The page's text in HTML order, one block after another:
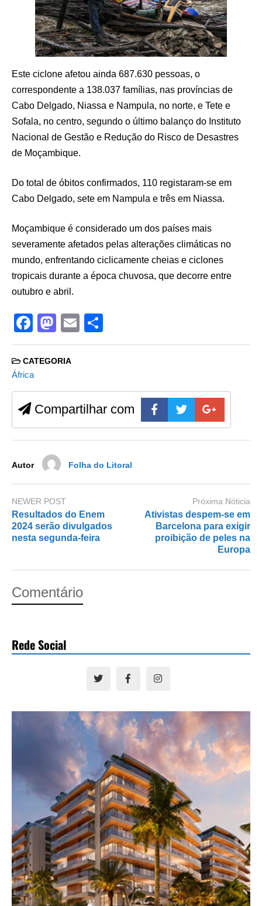
Este ciclone afetou ainda 687.630 pessoas, o
correspondente a 138.037 famílias, nas províncias de
Cabo Delgado, Niassa e Nampula, no norte, e Tete e
Sofala, no centro, segundo o último balanço do Instituto
Nacional de Gestão e Redução do Risco de Desastres
de Moçambique.
Do total de óbitos confirmados, 110 registaram-se em
Cabo Delgado, sete em Nampula e três em Niassa.
Moçambique é considerado um dos países mais
severamente afetados pelas alterações climáticas no
mundo, enfrentando ciclicamente cheias e ciclones
tropicais durante a época chuvosa, que decorre entre
outubro e abril.
F
a
c
e
b
o
o
M
a
st
d
o
n
E
m h
CATEGORIA
África
Compartilhar com
Autor Folha do Litoral
NEWER POST
Resultados do Enem
2024 serão divulgados
nesta segunda-feira
Próxima Nóticia
Ativistas despem-se em
Barcelona para exigir
proibição de peles na
Europa
Comentário
Rede Social